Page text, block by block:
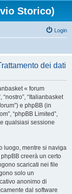
Storico)
Login
dei dati
« forum
“Italianbasket
e phpBB (in
“phpBB Limited”,
qualsiasi sessione
luogo, mentre si naviga
creerà un certo
scaricati nei file
solo un
anonimo di
dal software